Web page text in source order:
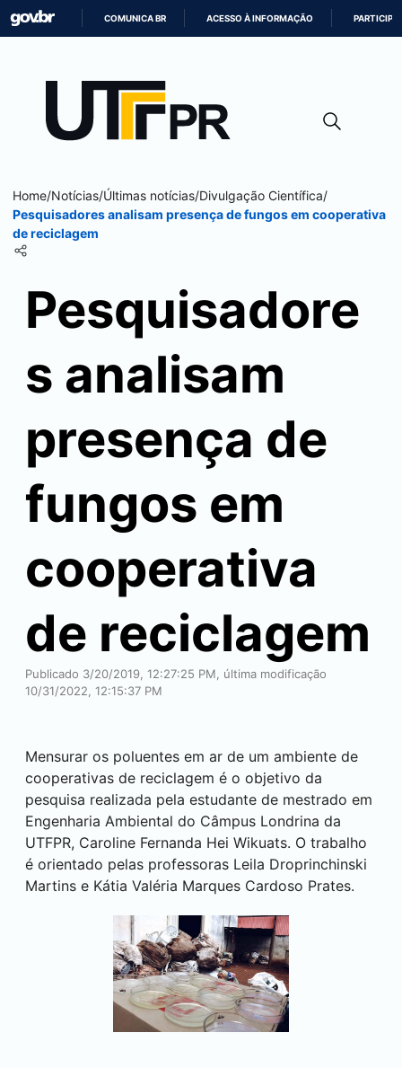
CONTEÚDO
COMUNICA BR ACESSO À INFORMAÇÃO PARTICIPE
Home/Notícias/Últimas notícias/Divulgação Científica/
Pesquisadores analisam presença de fungos em cooperativa
de reciclagem
Pesquisadore
s analisam
presença de
fungos em
cooperativa
de reciclagem
Publicado 3/20/2019, 12:27:25 PM, última modificação
10/31/2022, 12:15:37 PM
Mensurar os poluentes em ar de um ambiente de
cooperativas de reciclagem é o objetivo da
pesquisa realizada pela estudante de mestrado em
Engenharia Ambiental do Câmpus Londrina da
UTFPR, Caroline Fernanda Hei Wikuats. O trabalho
é orientado pelas professoras Leila Droprinchinski
Martins e Kátia Valéria Marques Cardoso Prates.